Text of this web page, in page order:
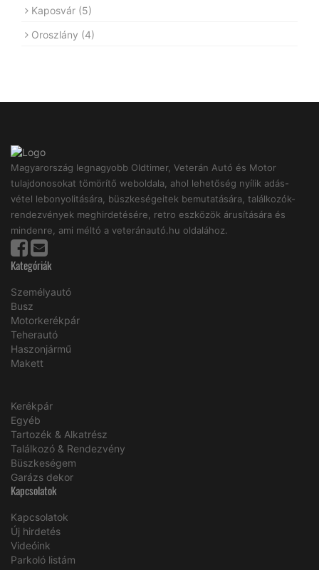
Kaposvár (5)
Oroszlány (4)
Magyarország legnagyobb Oldtimer, Veterán Autó és Motor
tulajdonosokat tömörítő weboldala, ahol lehetőség nyílik adás-
vétel lebonyolitására, büszkeségeitek bemutatására, találkozók-
rendezvények meghirdetésére, retro eszközök árusítására és
mindenre, ami méltó a veteránautó.hu oldalához.
Kategóriák
Személyautó
Busz
Motorkerékpár
Teherautó
Haszonjármű
Makett
Kerékpár
Egyéb
Tartozék & Alkatrész
Találkozó & Rendezvény
Büszkeségem
Garázs dekor
Kapcsolatok
Kapcsolatok
Új hirdetés
Videóink
Parkoló listám